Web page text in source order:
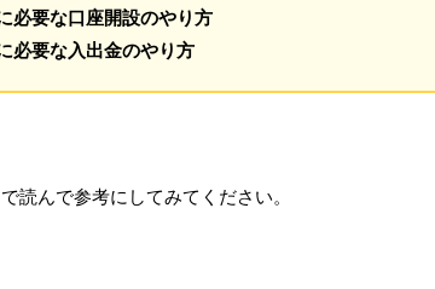
必要な口座開設のやり方
必要な入出金のやり方
読んで参考にしてみてください。